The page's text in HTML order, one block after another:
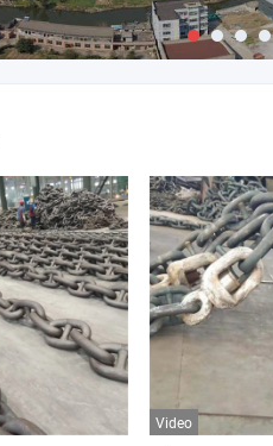
Video